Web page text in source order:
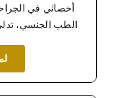
أخصائي في
الطب الجنسي،